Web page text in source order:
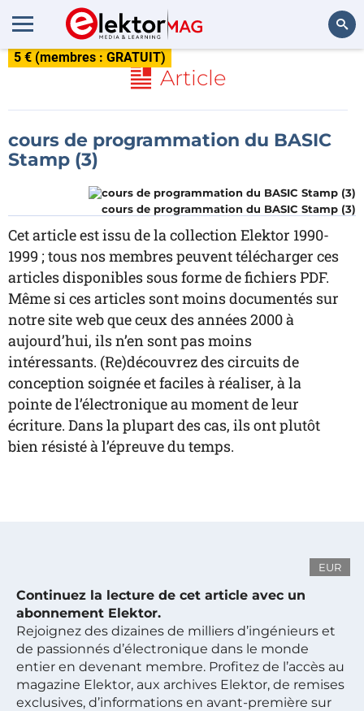
5 € (membres : GRATUIT)
Article
cours de programmation du BASIC
Stamp (3)
cours de programmation du BASIC Stamp (3)
Cet article est issu de la collection Elektor 1990-
1999 ; tous nos membres peuvent télécharger ces
articles disponibles sous forme de fichiers PDF.
Même si ces articles sont moins documentés sur
notre site web que ceux des années 2000 à
aujourd’hui, ils n’en sont pas moins
intéressants. (Re)découvrez des circuits de
conception soignée et faciles à réaliser, à la
pointe de l’électronique au moment de leur
écriture. Dans la plupart des cas, ils ont plutôt
bien résisté à l’épreuve du temps.
EUR
Continuez la lecture de cet article avec un
abonnement Elektor.
Rejoignez des dizaines de milliers d’ingénieurs et
de passionnés d’électronique dans le monde
entier en devenant membre. Profitez de l’accès au
magazine Elektor, aux archives Elektor, de remises
exclusives, d’informations en avant-première sur